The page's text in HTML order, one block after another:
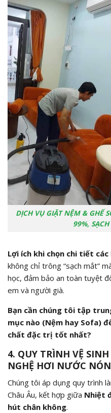
DỊCH VỤ GIẶT NỆM & GHẾ
99%,
Lợi ích khi chọn chi tiết các
không chỉ trông “sạch mắt”
học, đảm bảo an toàn tuyệt
em và người già.
Bạn cần chúng tôi tập
mục nào (Nệm hay Sofa)
chất đặc trị tốt nhất?
4. QUY TRÌNH VỆ
NGHỆ HƠI NƯỚC
Chúng tôi áp dụng quy trình
Châu Âu, kết hợp giữa Nhiệt
hút chân không.